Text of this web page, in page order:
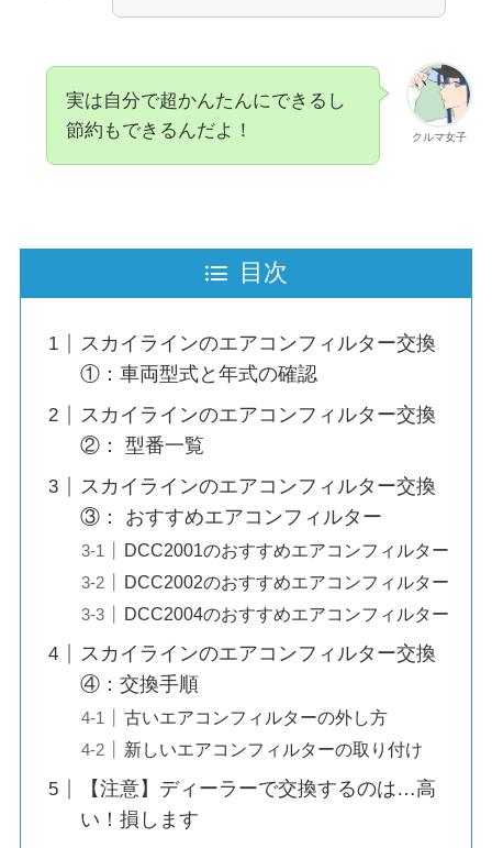
クルマ女子
実は自分で超かんたんにできるし
節約もできるんだよ！
目次
スカイラインのエアコンフィルター交換
①：車両型式と年式の確認
スカイラインのエアコンフィルター交換
②： 型番一覧
スカイラインのエアコンフィルター交換
③： おすすめエアコンフィルター
DCC2001のおすすめエアコンフィルター
DCC2002のおすすめエアコンフィルター
DCC2004のおすすめエアコンフィルター
スカイラインのエアコンフィルター交換
④：交換手順
古いエアコンフィルターの外し方
新しいエアコンフィルターの取り付け
【注意】ディーラーで交換するのは…高
い！損します